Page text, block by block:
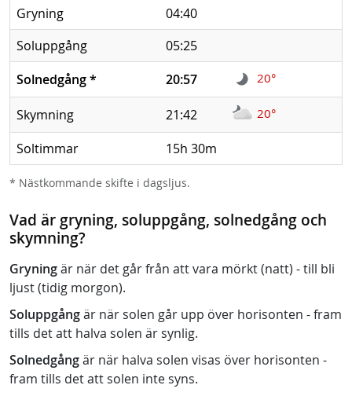
Gryning
04:40
Soluppgång
05:25
Solnedgång* 20:57 20°
Skymning 21:42 20°
Soltimmar 15h 30m
* Nästkommande skifte i dagsljus.
Vad är gryning, soluppgång, solnedgång och
skymning?
Gryningär när det går från att vara mörkt (natt) - till bli
ljust (tidig morgon).
Soluppgångär när solen går upp över horisonten - fram
tills det att halva solen är synlig.
Solnedgångär när halva solen visas över horisonten -
fram tills det att solen inte syns.